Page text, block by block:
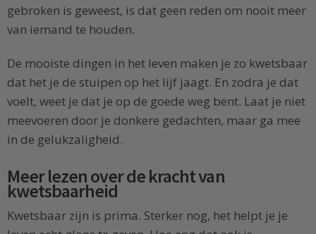
gebroken is geweest, is dat geen reden om nooit meer
van iemand te houden.
De mooiste dingen in het leven maken je zo kwetsbaar
dat het je de stuipen op het lijf jaagt. En zodra je dat
voelt, weet je dat je op de goede weg bent. Laat je niet
meevoeren door je donkere gedachten, maar ga mee
in de gelukzaligheid.
Meer lezen over de kracht van
kwetsbaarheid
Kwetsbaar zijn is prima. Sterker nog, het helpt je je